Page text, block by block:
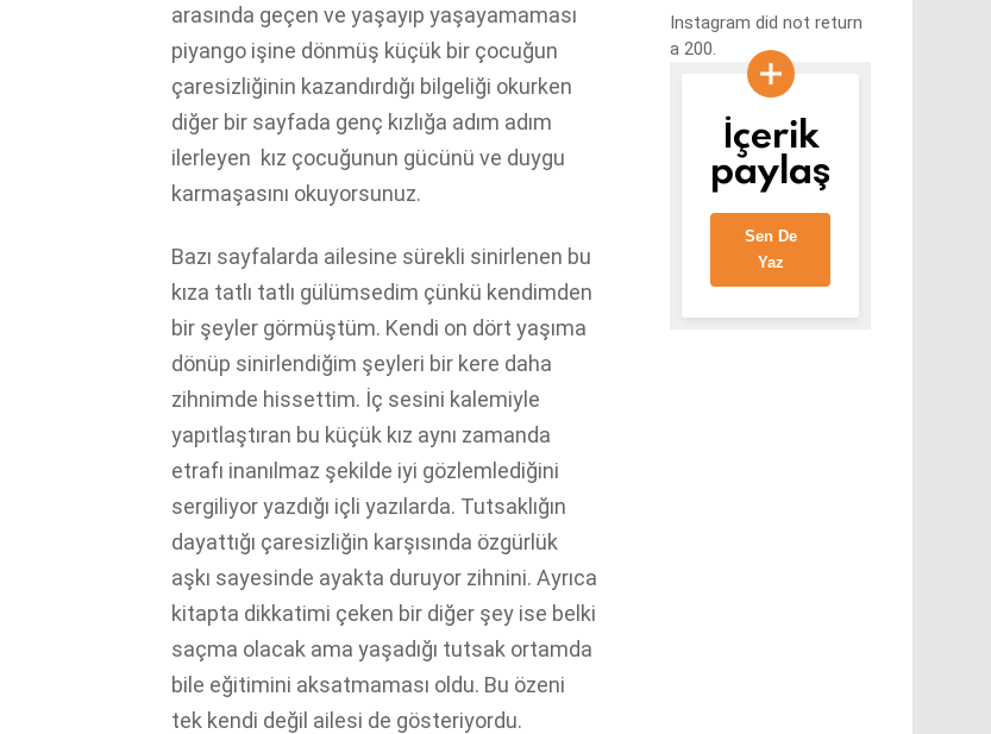
arasında geçen ve yaşayıp yaşayamaması
piyango işine dönmüş küçük bir çocuğun
çaresizliğinin kazandırdığı bilgeliği okurken
diğer bir sayfada genç kızlığa adım adım
ilerleyen kız çocuğunun gücünü ve duygu
karmaşasını okuyorsunuz.
Bazı sayfalarda ailesine sürekli sinirlenen bu
kıza tatlı tatlı gülümsedim çünkü kendimden
bir şeyler görmüştüm. Kendi on dört yaşıma
dönüp sinirlendiğim şeyleri bir kere daha
zihnimde hissettim. İç sesini kalemiyle
yapıtlaştıran bu küçük kız aynı zamanda
etrafı inanılmaz şekilde iyi gözlemlediğini
sergiliyor yazdığı içli yazılarda. Tutsaklığın
dayattığı çaresizliğin karşısında özgürlük
aşkı sayesinde ayakta duruyor zihnini. Ayrıca
kitapta dikkatimi çeken bir diğer şey ise belki
saçma olacak ama yaşadığı tutsak ortamda
bile eğitimini aksatmaması oldu. Bu özeni
tek kendi değil ailesi de gösteriyordu.
Instagram did not return
a 200.
İçerik
paylaş
Sen De
Yaz